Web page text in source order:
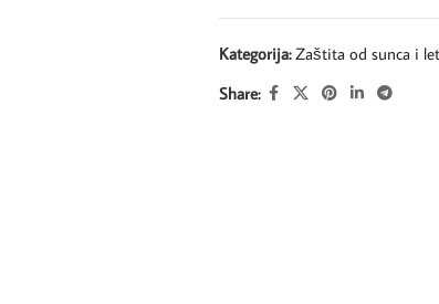
Kategorija: Zaštita od sunca i
Share: